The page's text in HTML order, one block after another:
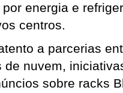
energia e
centros.
a parcerias
de nuvem,
sobre racks